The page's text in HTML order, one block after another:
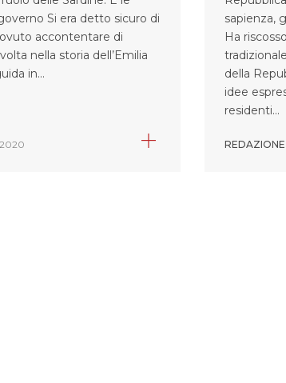
Si era detto sicuro di
accontentare di
nella storia dell’Emilia
in...
sapienza,
Ha
della
idee
residenti...
REDAZIONE